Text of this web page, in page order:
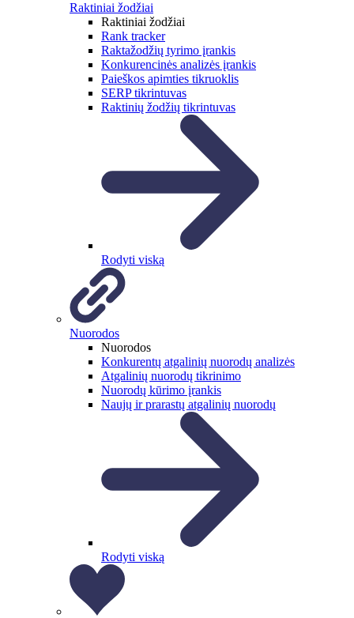
Raktiniai žodžiai
Raktiniai žodžiai
Rank tracker
Raktažodžių tyrimo įrankis
Konkurencinės analizės įrankis
Paieškos apimties tikruoklis
SERP tikrintuvas
Raktinių žodžių tikrintuvas
Rodyti viską
Nuorodos
Nuorodos
Konkurentų atgalinių nuorodų analizės
Atgalinių nuorodų tikrinimo
Nuorodų kūrimo įrankis
Naujų ir prarastų atgalinių nuorodų
Rodyti viską